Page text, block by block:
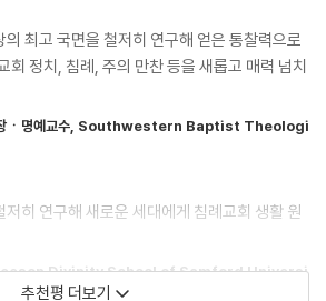
최고 국면을 철저히 연구해 얻은 통찰력으로
회 정치, 침례, 주의 만찬 등을 새롭고 매력 넘치
장ㆍ명예교수, Southwestern Baptist Theologi
히 연구해 새로운 세대에게 침례교회 생활 원
, Beeson Divinity School of Samford Universi
추천평 더보기